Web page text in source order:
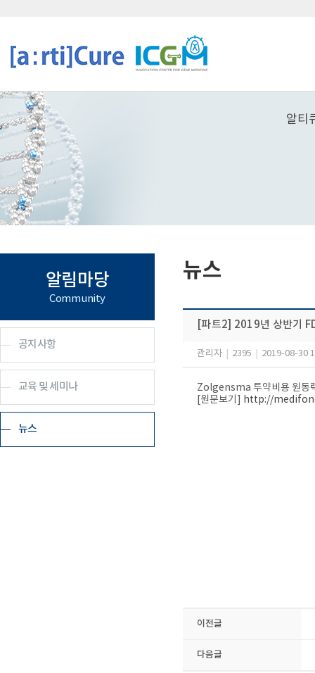
알티
알림마당
Community
공지사항
교육 및 세미나
뉴스
뉴스
[파트2] 2019년 상반기
관리자 2395 2019-08-30
Zolgensma 투약비용 원동
[원문보기]
http://
이전글
다음글